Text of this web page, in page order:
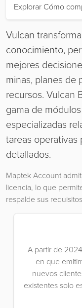
Explorar Cómo
Vulcan
conocimiento,
mejores
minas, planes
recursos. Vulcan
gama de
especializadas
tareas operativas
detallados.
Maptek Account
licencia, lo que
respalde sus
A partir de
en que
nuevos
existentes solo